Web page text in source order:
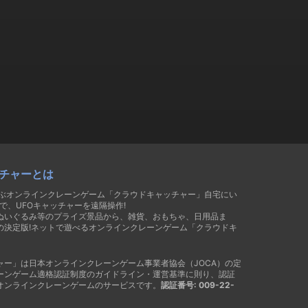
ャーとは
オンラインクレーンゲーム「クラウドキャッチャー」自宅にい
、UFOキャッチャーを遠隔操作!
いぐるみ等のプライズ景品から、雑貨、おもちゃ、日用品ま
決定版!ネットで遊べるオンラインクレーンゲーム「クラウドキ
ー」は日本オンラインクレーンゲーム事業者協会（JOCA）の定
ンゲーム適格認証制度のガイドライン・運営基準に則り、認証
ラインクレーンゲームのサービスです。 認証番号: 009-22-